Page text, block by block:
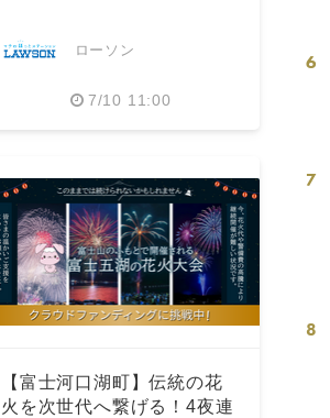
ローソン
7/10 11:00
【富士河口湖町】伝統の花
火を次世代へ繋げる！4夜連
6
7
8